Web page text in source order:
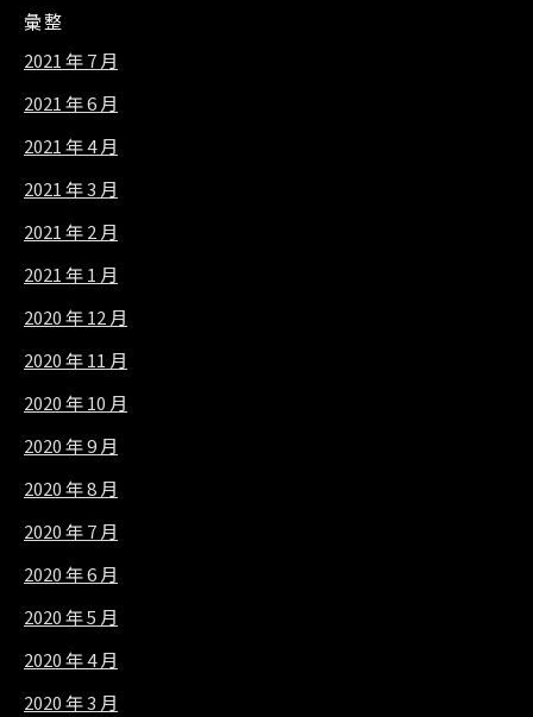
彙整
2021 年 7 月
2021 年 6 月
2021 年 4 月
2021 年 3 月
2021 年 2 月
2021 年 1 月
2020 年 12 月
2020 年 11 月
2020 年 10 月
2020 年 9 月
2020 年 8 月
2020 年 7 月
2020 年 6 月
2020 年 5 月
2020 年 4 月
2020 年 3 月